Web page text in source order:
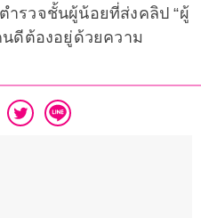
รวจชั้นผู้น้อยที่ส่งคลิป “ผู้
ดีต้องอยู่ด้วยความ